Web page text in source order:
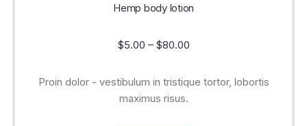
Hemp body lotion
$5.00 – $80.00
Proin dolor - vestibulum in tristique tortor, lobortis
maximus risus.